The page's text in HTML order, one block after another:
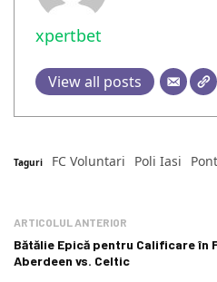
xpertbet
View all posts
Taguri FC Voluntari Poli Iasi
ARTICOLUL ANTERIOR
Bătălie Epică pentru Calificare în
Aberdeen vs. Celtic